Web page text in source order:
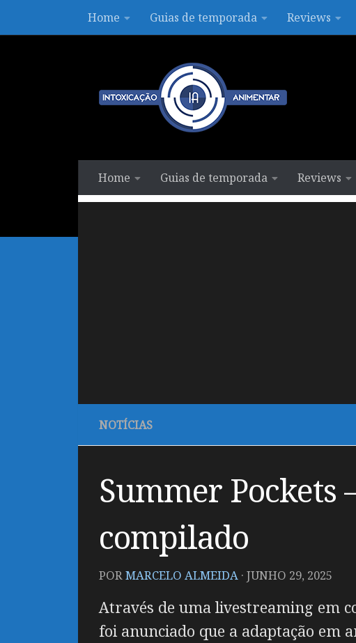
Skip to contentHome Guias de temporada Reviews
Home Guias de temporada Reviews
NOTÍCIAS
Summer
compilado
PORMARCELO ALMEIDA · JUNHO 29, 2025
Através de uma livestreaming em
foi anunciado que a adaptação em